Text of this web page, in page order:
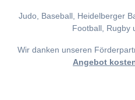
Judo, Baseball, Heidelberger
Football, Rugby
Wir danken unseren
Angebot